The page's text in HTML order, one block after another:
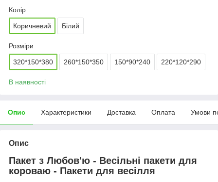
Колір
Коричневий Білий
Розміри
320*150*380 260*150*350 150*90*240 220*120*290
В наявності
Опис Характеристики Доставка Оплата Умови
Опис
Пакет з Любов'ю - Весільні пакети для
короваю - Пакети для весілля